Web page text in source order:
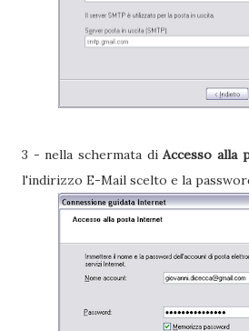
3 - nella schermata diAccesso alla
l'indirizzo E-Mail scelto e la